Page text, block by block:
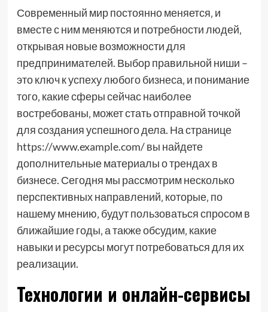
Современный мир постоянно меняется‚ и
вместе с ним меняются и потребности людей‚
открывая новые возможности для
предпринимателей. Выбор правильной ниши –
это ключ к успеху любого бизнеса‚ и понимание
того‚ какие сферы сейчас наиболее
востребованы‚ может стать отправной точкой
для создания успешного дела. На странице
https://www.example.com/ вы найдете
дополнительные материалы о трендах в
бизнесе. Сегодня мы рассмотрим несколько
перспективных направлений‚ которые‚ по
нашему мнению‚ будут пользоваться спросом в
ближайшие годы‚ а также обсудим‚ какие
навыки и ресурсы могут потребоваться для их
реализации.
Технологии и онлайн-сервисы